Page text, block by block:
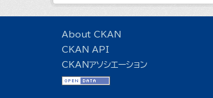
About CKAN
CKAN API
CKANアソシエーション